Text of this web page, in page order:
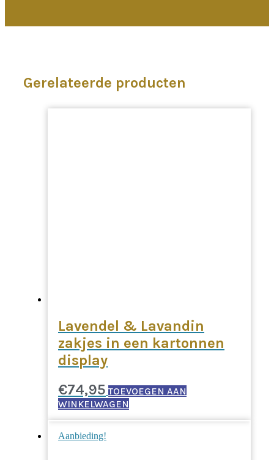
Gerelateerde producten
Lavendel & Lavandin
zakjes in een kartonnen
display
€74,95 TOEVOEGEN AAN
WINKELWAGEN
Aanbieding!